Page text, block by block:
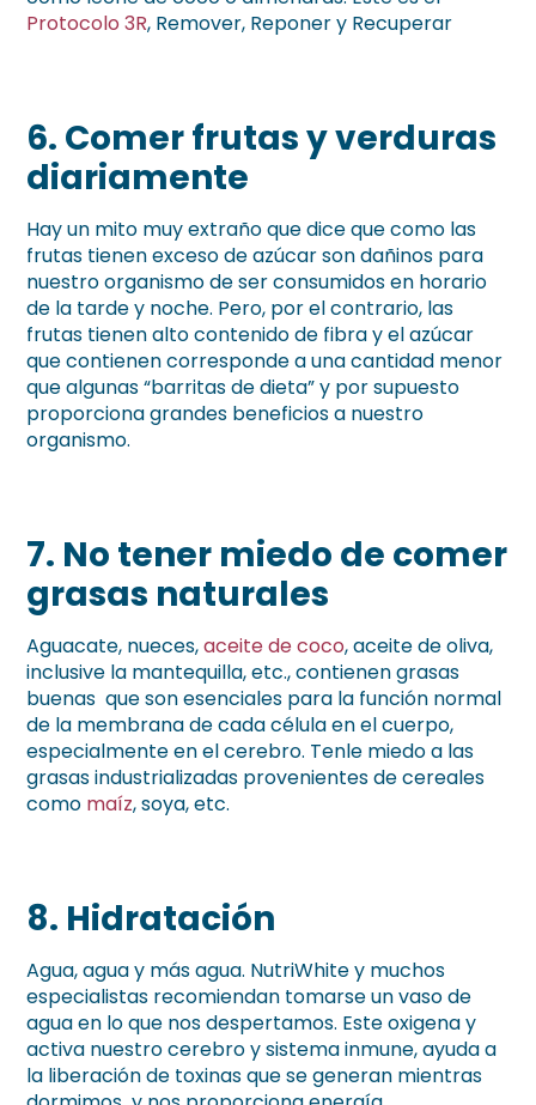
Protocolo 3R, Remover, Reponer y Recuperar
6. Comer frutas y verduras
diariamente
Hay un mito muy extraño que dice que como las
frutas tienen exceso de azúcar son dañinos para
nuestro organismo de ser consumidos en horario
de la tarde y noche. Pero, por el contrario, las
frutas tienen alto contenido de fibra y el azúcar
que contienen corresponde a una cantidad menor
que algunas “barritas de dieta” y por supuesto
proporciona grandes beneficios a nuestro
organismo.
7. No tener miedo de comer
grasas naturales
Aguacate, nueces,aceite de coco, aceite de oliva,
inclusive la mantequilla, etc., contienen grasas
buenas que son esenciales para la función normal
de la membrana de cada célula en el cuerpo,
especialmente en el cerebro. Tenle miedo a las
grasas industrializadas provenientes de cereales
como maíz, soya, etc.
8. Hidratación
Agua, agua y más agua. NutriWhite y muchos
especialistas recomiendan tomarse un vaso de
agua en lo que nos despertamos. Este oxigena y
activa nuestro cerebro y sistema inmune, ayuda a
la liberación de toxinas que se generan mientras